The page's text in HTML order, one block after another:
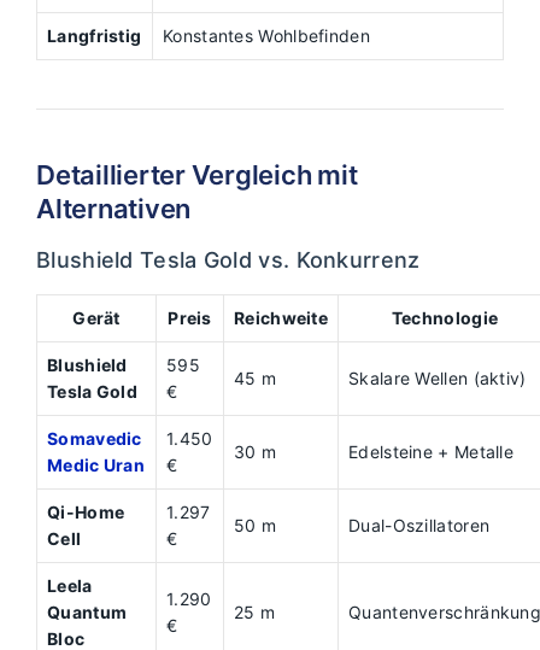
Langfristig Konstantes Wohlbefinden
Detaillierter Vergleich mit
Alternativen
Blushield Tesla Gold vs. Konkurrenz
Gerät Preis Reichweite Technologie
Blushield
Tesla Gold
595
€
45 m Skalare Wellen (aktiv)
Somavedic
Medic Uran
1.450
€
30 m Edelsteine + Metalle
Qi-Home
Cell
1.297
€
50 m Dual-Oszillatoren
Leela
Quantum
Bloc
1.290
€
25 m Quantenverschränkung